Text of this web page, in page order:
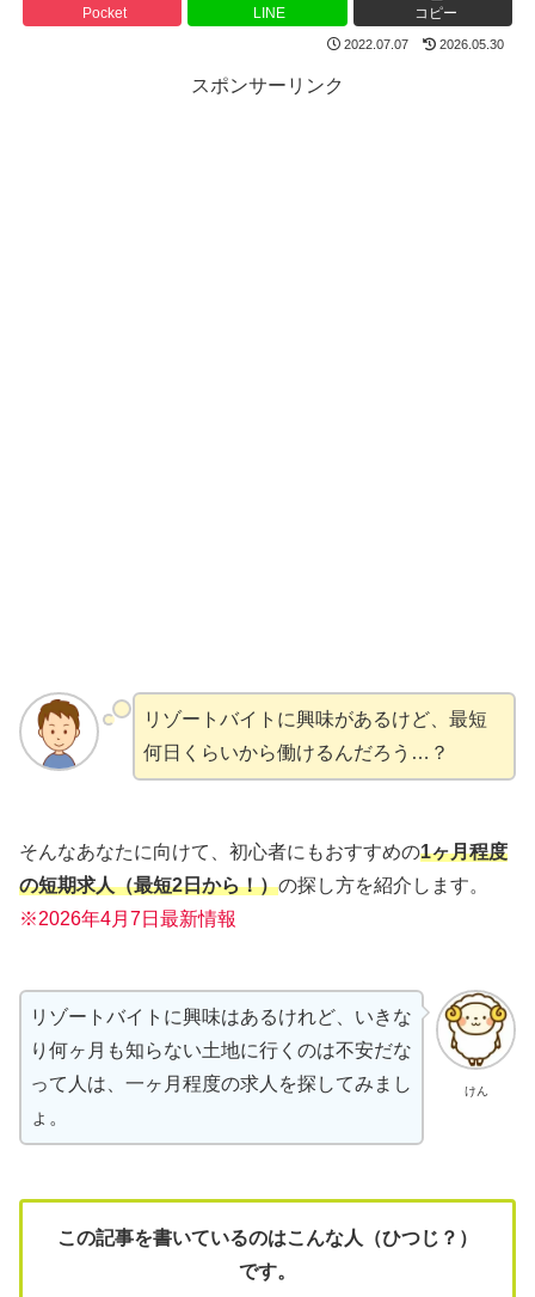
Pocket LINE コピー
2022.07.07 2026.05.30
スポンサーリンク
リゾートバイトに興味があるけど、最短
何日くらいから働けるんだろう…？
そんなあなたに向けて、初心者にもおすすめの1ヶ月程度
の短期求人（最短2日から！）の探し方を紹介します。
※2026年4月7日最新情報
けん
リゾートバイトに興味はあるけれど、いきな
り何ヶ月も知らない土地に行くのは不安だな
って人は、一ヶ月程度の求人を探してみまし
ょ。
この記事を書いているのはこんな人（ひつじ？）
です。